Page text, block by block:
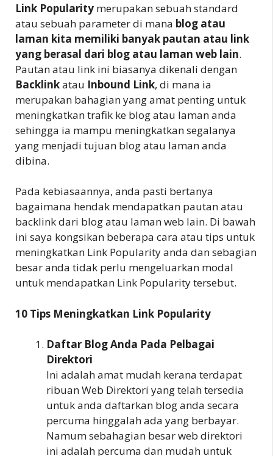
Link Popularity merupakan sebuah standard
atau sebuah parameter di mana blog atau
laman kita memiliki banyak pautan atau link
yang berasal dari blog atau laman web lain.
Pautan atau link ini biasanya dikenali dengan
Backlinkatau Inbound Link, di mana ia
merupakan bahagian yang amat penting untuk
meningkatkan trafik ke blog atau laman anda
sehingga ia mampu meningkatkan segalanya
yang menjadi tujuan blog atau laman anda
dibina.
Pada kebiasaannya, anda pasti bertanya
bagaimana hendak mendapatkan pautan atau
backlink dari blog atau laman web lain. Di bawah
ini saya kongsikan beberapa cara atau tips untuk
meningkatkan Link Popularity anda dan sebagian
besar anda tidak perlu mengeluarkan modal
untuk mendapatkan Link Popularity tersebut.
10 Tips Meningkatkan Link Popularity
Daftar Blog Anda Pada Pelbagai
Direktori
Ini adalah amat mudah kerana terdapat
ribuan Web Direktori yang telah tersedia
untuk anda daftarkan blog anda secara
percuma hinggalah ada yang berbayar.
Namum sebahagian besar web direktori
ini adalah percuma dan mudah untuk